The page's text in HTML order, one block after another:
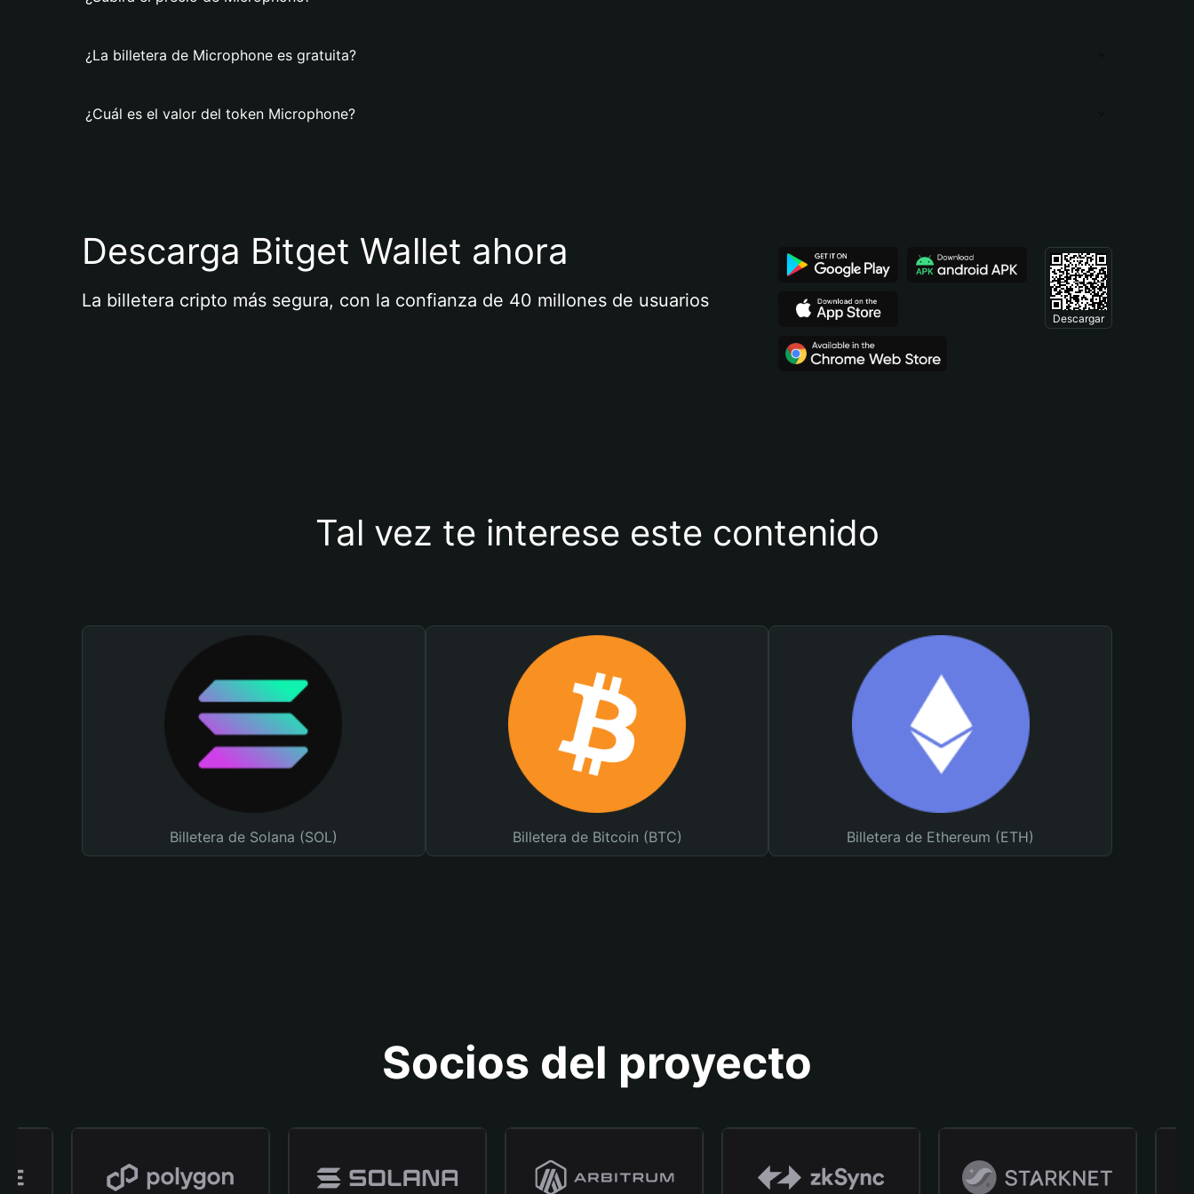
¿La billetera de Microphone es gratuita?
¿Cuál es el valor del token Microphone?
Descarga Bitget Wallet ahora
La billetera cripto más segura, con la confianza de 40 millones de usuarios
Descargar
Tal vez te interese este contenido
Billetera de Solana (SOL) Billetera de Bitcoin (BTC) Billetera de Ethereum (ETH)
Socios del proyecto